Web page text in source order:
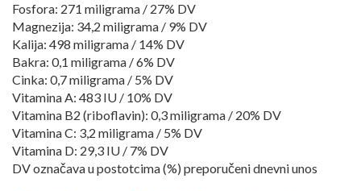
Fosfora: 271 miligrama / 27% DV
Magnezija: 34,2 miligrama / 9% DV
Kalija: 498 miligrama / 14% DV
Bakra: 0,1 miligrama / 6% DV
Cinka: 0,7 miligrama / 5% DV
Vitamina A: 483 IU / 10% DV
Vitamina B2 (riboflavin): 0,3 miligrama / 20% DV
Vitamina C: 3,2 miligrama / 5% DV
Vitamina D: 29,3 IU / 7% DV
DV označava u postotcima (%) preporučeni dnevni unos